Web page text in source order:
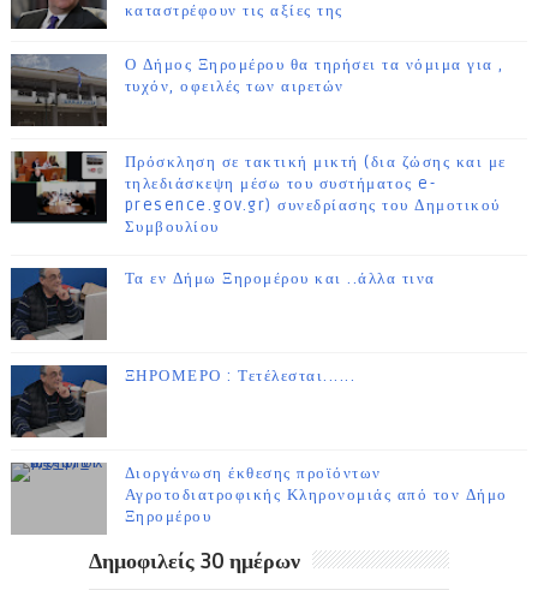
καταστρέφουν τις αξίες της
Ο Δήμος Ξηρομέρου θα τηρήσει τα νόμιμα για ,
τυχόν, οφειλές των αιρετών
Πρόσκληση σε τακτική μικτή (δια ζώσης και με
τηλεδιάσκεψη μέσω του συστήματος e-
presence.gov.gr) συνεδρίασης του Δημοτικού
Συμβουλίου
Τα εν Δήμω Ξηρομέρου και ..άλλα τινα
ΞΗΡΟΜΕΡΟ : Τετέλεσται......
Διοργάνωση έκθεσης προϊόντων
Αγροτοδιατροφικής Κληρονομιάς από τον Δήμο
Ξηρομέρου
Δημοφιλείς 30 ημέρων